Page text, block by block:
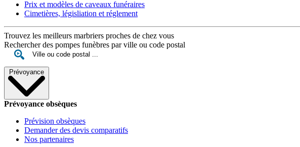
Prix et modèles de caveaux funéraires
Cimetières, législiation et réglement
Trouvez les meilleurs marbriers proches de chez vous
Rechercher des pompes funèbres par ville ou code postal
Prévoyance
Prévoyance obsèques
Prévision obsèques
Demander des devis comparatifs
Nos partenaires